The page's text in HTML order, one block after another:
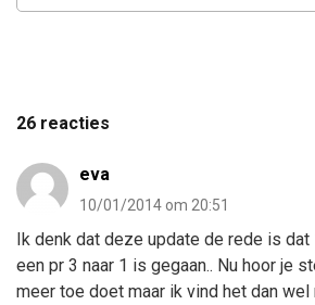
26 reacties
eva
10/01/2014 om 20:51
Ik denk dat deze update de rede is dat
een pr 3 naar 1 is gegaan.. Nu hoor je
meer toe doet maar ik vind het dan wel